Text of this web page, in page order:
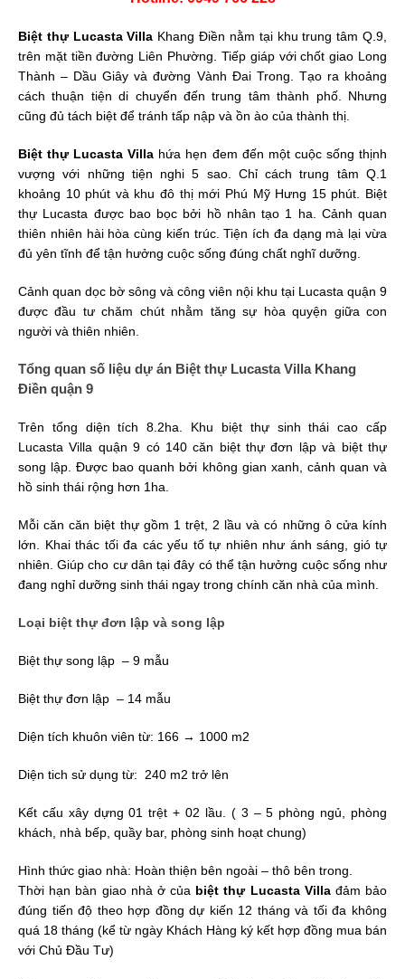
Biệt thự Lucasta Villa Khang Điền nằm tại khu trung tâm Q.9,
trên mặt tiền đường Liên Phường. Tiếp giáp với chốt giao Long
Thành – Dầu Giây và đường Vành Đai Trong. Tạo ra khoảng
cách thuận tiện di chuyển đến trung tâm thành phố. Nhưng
cũng đủ tách biệt để tránh tấp nập và ồn ào của thành thị.
Biệt thự Lucasta Villa hứa hẹn đem đến một cuộc sống thịnh
vượng với những tiện nghi 5 sao. Chỉ cách trung tâm Q.1
khoảng 10 phút và khu đô thị mới Phú Mỹ Hưng 15 phút. Biệt
thự Lucasta được bao bọc bởi hồ nhân tạo 1 ha. Cảnh quan
thiên nhiên hài hòa cùng kiến trúc. Tiện ích đa dạng mà lại vừa
đủ yên tĩnh để tận hưởng cuộc sống đúng chất nghĩ dưỡng.
Cảnh quan dọc bờ sông và công viên nội khu tại Lucasta quận 9
được đầu tư chăm chút nhằm tăng sự hòa quyện giữa con
người và thiên nhiên.
Tổng quan số liệu dự án Biệt thự Lucasta Villa Khang
Điền quận 9
Trên tổng diện tích 8.2ha. Khu biệt thự sinh thái cao cấp
Lucasta Villa quận 9 có 140 căn biệt thự đơn lập và biệt thự
song lập. Được bao quanh bởi không gian xanh, cảnh quan và
hồ sinh thái rộng hơn 1ha.
Mỗi căn căn biệt thự gồm 1 trệt, 2 lầu và có những ô cửa kính
lớn. Khai thác tối đa các yếu tố tự nhiên như ánh sáng, gió tự
nhiên. Giúp cho cư dân tại đây có thể tận hưởng cuộc sống như
đang nghỉ dưỡng sinh thái ngay trong chính căn nhà của mình.
Loại biệt thự đơn lập và song lập
Biệt thự song lập – 9 mẫu
Biệt thự đơn lập – 14 mẫu
Diện tích khuôn viên từ: 166 → 1000 m2
Diện tich sử dụng từ: 240 m2 trở lên
Kết cấu xây dựng 01 trệt + 02 lầu. ( 3 – 5 phòng ngủ, phòng
khách, nhà bếp, quầy bar, phòng sinh hoạt chung)
Hình thức giao nhà: Hoàn thiện bên ngoài – thô bên trong.
Thời hạn bàn giao nhà ở của biệt thự Lucasta Villađảm bảo
đúng tiến độ theo hợp đồng dự kiến 12 tháng và tối đa không
quá 18 tháng (kể từ ngày Khách Hàng ký kết hợp đồng mua bán
với Chủ Đầu Tư)